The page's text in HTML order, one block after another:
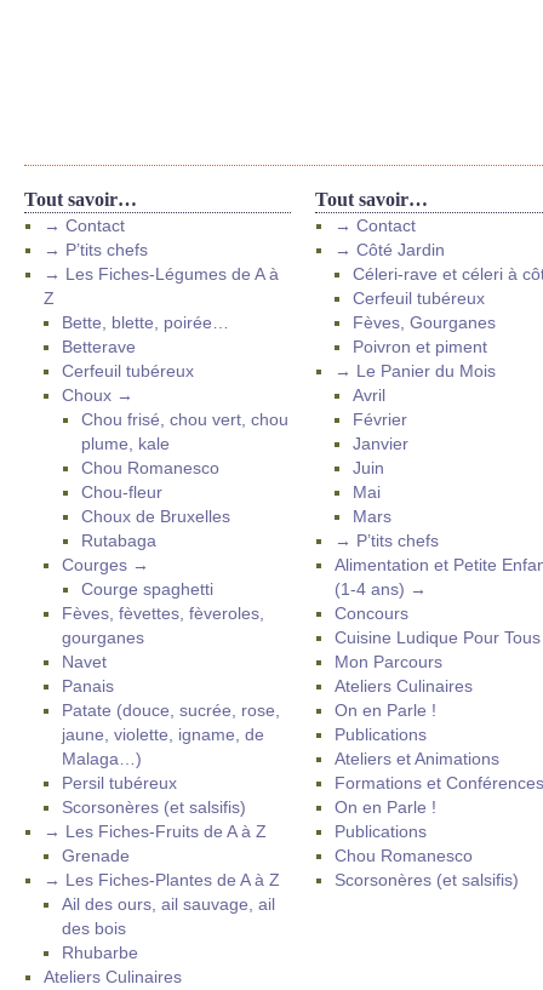
Tout savoir…
→ Contact
→ P’tits chefs
→ Les Fiches-Légumes de A à
Z
Bette, blette, poirée…
Betterave
Cerfeuil tubéreux
Choux →
Chou frisé, chou vert, chou
plume, kale
Chou Romanesco
Chou-fleur
Choux de Bruxelles
Rutabaga
Courges →
Courge spaghetti
Fèves, fèvettes, fèveroles,
gourganes
Navet
Panais
Patate (douce, sucrée, rose,
jaune, violette, igname, de
Malaga…)
Persil tubéreux
Scorsonères (et salsifis)
→ Les Fiches-Fruits de A à Z
Grenade
→ Les Fiches-Plantes de A à Z
Ail des ours, ail sauvage, ail
des bois
Rhubarbe
Ateliers Culinaires
Tout savoir…
→ Contact
→ Côté Jardin
Céleri-rave et céleri à
Cerfeuil tubéreux
Fèves, Gourganes
Poivron et piment
→ Le Panier du Mois
Avril
Février
Janvier
Juin
Mai
Mars
→ P’tits chefs
Alimentation et Petite
(1-4 ans) →
Concours
Cuisine Ludique Pour
Mon Parcours
Ateliers Culinaires
On en Parle !
Publications
Ateliers et Animations
Formations et Conférences
On en Parle !
Publications
Chou Romanesco
Scorsonères (et salsifis)